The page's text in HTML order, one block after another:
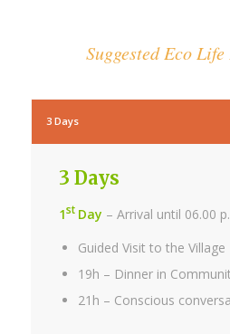
Suggested Eco
3 Days
3 Days
1st Day – Arrival until 06.00
Guided Visit to the Village
19h – Dinner in
21h – Conscious